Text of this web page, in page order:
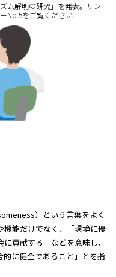
一覧
ム解明の研究」を発表。サン
No.5をご覧ください！
）という言葉をよく
能だけでなく、「環境に優
貢献する」などを意味し、
に健全であること」とを指